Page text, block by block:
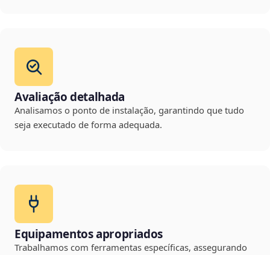
Avaliação detalhada
Analisamos o ponto de instalação, garantindo que tudo
seja executado de forma adequada.
Equipamentos apropriados
Trabalhamos com ferramentas específicas, assegurando